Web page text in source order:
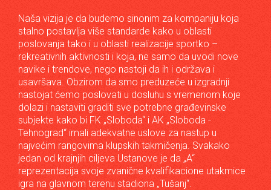
Naša vizija je da budemo sinonim za kompaniju koja
stalno postavlja više standarde kako u oblasti
poslovanja tako i u oblasti realizacije sportko –
rekreativnih aktivnosti i koja, ne samo da uvodi nove
navike i trendove, nego nastoji da ih i održava i
usavršava. Obzirom da smo preduzeće u izgradnji
nastojat ćemo poslovati u dosluhu s vremenom koje
dolazi i nastaviti graditi sve potrebne građevinske
subjekte kako bi FK „Sloboda“ i AK „Sloboda -
Tehnograd“ imali adekvatne uslove za nastup u
najvećim rangovima klupskih takmičenja. Svakako
jedan od krajnjih ciljeva Ustanove je da „A“
reprezentacija svoje zvanične kvalifikacione utakmice
igra na glavnom terenu stadiona „Tušanj“.